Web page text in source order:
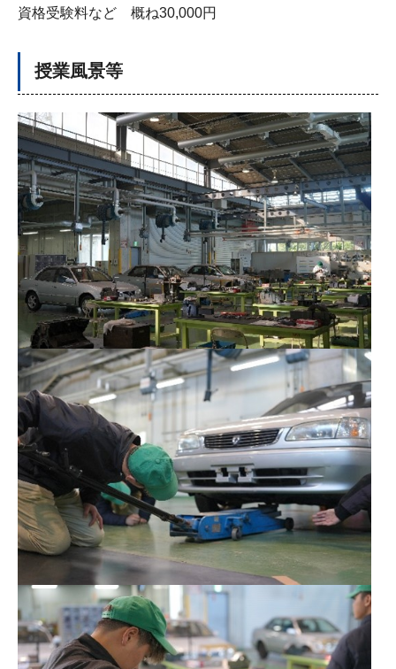
資格受験料など 概ね30,000円
授業風景等